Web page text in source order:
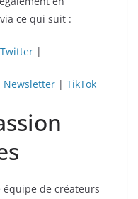
ce qui suit :
Twitter |
Newsletter | TikTok
équipe de créateurs